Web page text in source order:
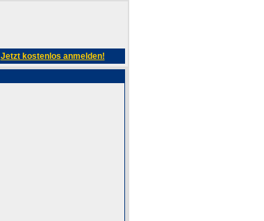
Jetzt kostenlos anmelden!